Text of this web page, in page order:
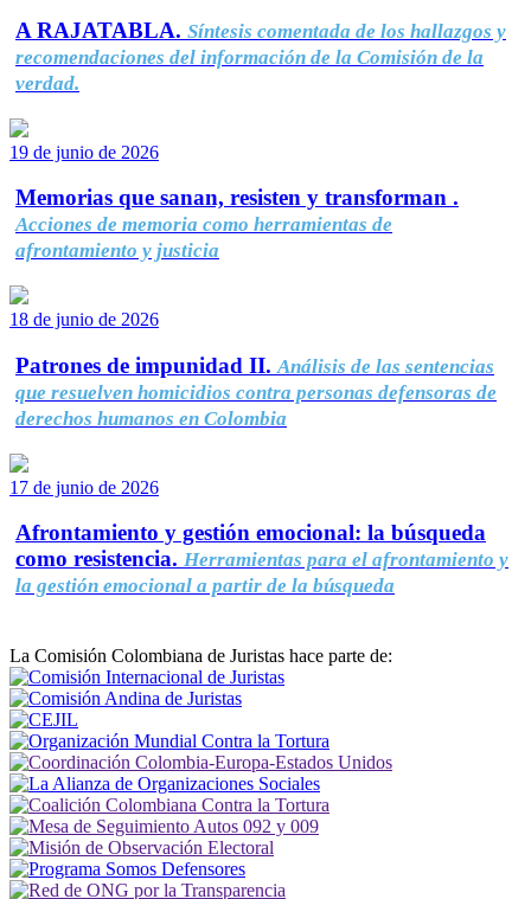
A RAJATABLA. Síntesis comentada de los hallazgos y
recomendaciones del información de la Comisión de la
verdad.
19 de junio de 2026
Memorias que sanan, resisten y transforman .
Acciones de memoria como herramientas de
afrontamiento y justicia
18 de junio de 2026
Patrones de impunidad II. Análisis de las sentencias
que resuelven homicidios contra personas defensoras de
derechos humanos en Colombia
17 de junio de 2026
Afrontamiento y gestión emocional: la búsqueda
como resistencia. Herramientas para el afrontamiento y
la gestión emocional a partir de la búsqueda
La Comisión Colombiana de Juristas hace parte de: